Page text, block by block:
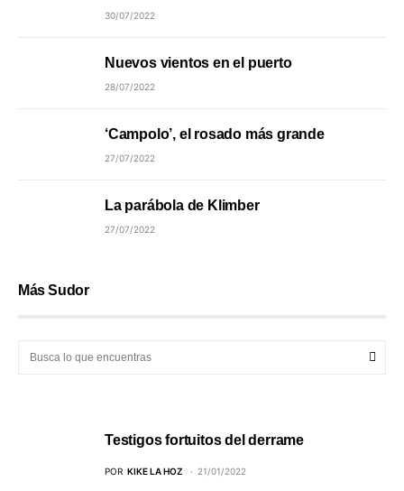
30/07/2022
Nuevos vientos en el puerto
28/07/2022
‘Campolo’, el rosado más grande
27/07/2022
La parábola de Klimber
27/07/2022
Más Sudor
Testigos fortuitos del derrame
POR KIKE LA HOZ 21/01/2022